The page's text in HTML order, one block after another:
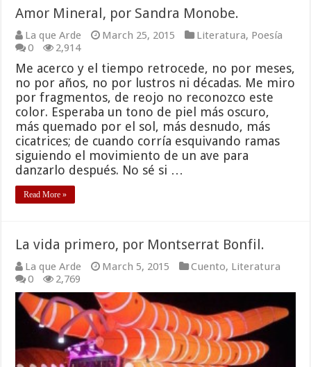
Amor Mineral, por Sandra Monobe.
La que Arde March 25, 2015 Literatura, Poesía
0
2,914
Me acerco y el tiempo retrocede, no por meses,
no por años, no por lustros ni décadas. Me miro
por fragmentos, de reojo no reconozco este
color. Esperaba un tono de piel más oscuro,
más quemado por el sol, más desnudo, más
cicatrices; de cuando corría esquivando ramas
siguiendo el movimiento de un ave para
danzarlo después. No sé si …
Read More »
La vida primero, por Montserrat Bonfil.
La que Arde March 5, 2015 Cuento, Literatura
0
2,769